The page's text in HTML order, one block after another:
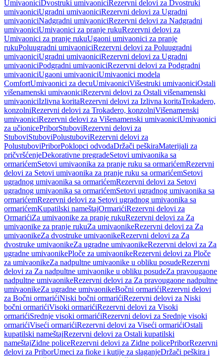
UmivaoniciDvostruki umivaoniciRezervni delovi za Dvostruki
umivaoniciUgradni umivaoniciRezervni delovi za Ugradni
umivaoniciNadgradni umivaoniciRezervni delovi za Nadgradni
umivaoniciUmivaonici za pranje rukuRezervni delovi za
Umivaonici za pranje rukuUgaoni umivaonici za pranje
rukuPoluugradni umivaoniciRezervni delovi za Poluugradni
umivaoniciUgradni umivaoniciRezervni delovi za Ugradni
umivaoniciPodgradni umivaoniciRezervni delovi za Podgradni
umivaoniciUgaoni umivaoniciUmivaonici modela
ComfortUmivaonici za decuUmivaoniciVišestruki umivaoniciOstali
višenamenski umivaoniciRezervni delovi za Ostali višenamenski
umivaoniciIzlivna koritaRezervni delovi za Izlivna koritaTrokadero,
konzolniRezervni delovi za Trokadero, konzolniVišenamenski
umivaoniciRezervni delovi za Višenamenski umivaoniciUmivaonici
za učionicePriborStuboviRezervni delovi za
StuboviStuboviPolustuboviRezervni delovi za
PolustuboviPriborPoklopci odvodaDržači peškiraMaterijali za
pričvršćenjeDekorativne pregradeSetovi umivaonika sa
ormarićemSetovi umivaonika za pranje ruku sa ormarićemRezervni
delovi za Setovi umivaonika za pranje ruku sa ormarićemSetovi
ugradnog umivaonika sa ormarićemRezervni delovi za Setovi
ugradnog umivaonika sa ormarićemSetovi ugradnog umivaonika sa
ormarićemRezervni delovi za Setovi ugradnog umivaonika sa
ormarićemKupatilski nameštajOrmarićiRezervni delovi za
OrmarićiZa umivaonike za pranje rukuRezervni delovi za Za
umivaonike za pranje rukuZa umivaonikeRezervni delovi za Za
umivaonikeZa dvostruke umivaonikeRezervni delovi za Za
dvostruke umivaonikeZa ugradne umivaonikeRezervni delovi za Za
ugradne umivaonikePloče za umivaonikeRezervni delovi za Ploče
za umivaonikeZa nadpultne umivaonike u obliku posudeRezervni
delovi za Za nadpultne umivaonike u obliku posudeZa pravougaone
nadpultne umivaonikeRezervni delovi za Za pravougaone nadpultne
umivaonikeZa ugradne umivaonikeBočni ormarićiRezervni delovi
za Bočni ormarićiNiski bočni ormarićiRezervni delovi za Niski
bočni ormarićiVisoki ormarićiRezervni delovi za Visoki
ormarićiSrednje visoki ormarićiRezervni delovi za Srednje visoki
ormarićiViseći ormarićiRezervni delovi za Viseći ormarićiOstali
kupatilski nameštajRezervni delovi za Ostali kupatilski
nameštajZidne policeRezervni delovi za Zidne policePriborRezervni
delovi za PriborUmeci za fioke i kutije za slaganjeDržači peškira i